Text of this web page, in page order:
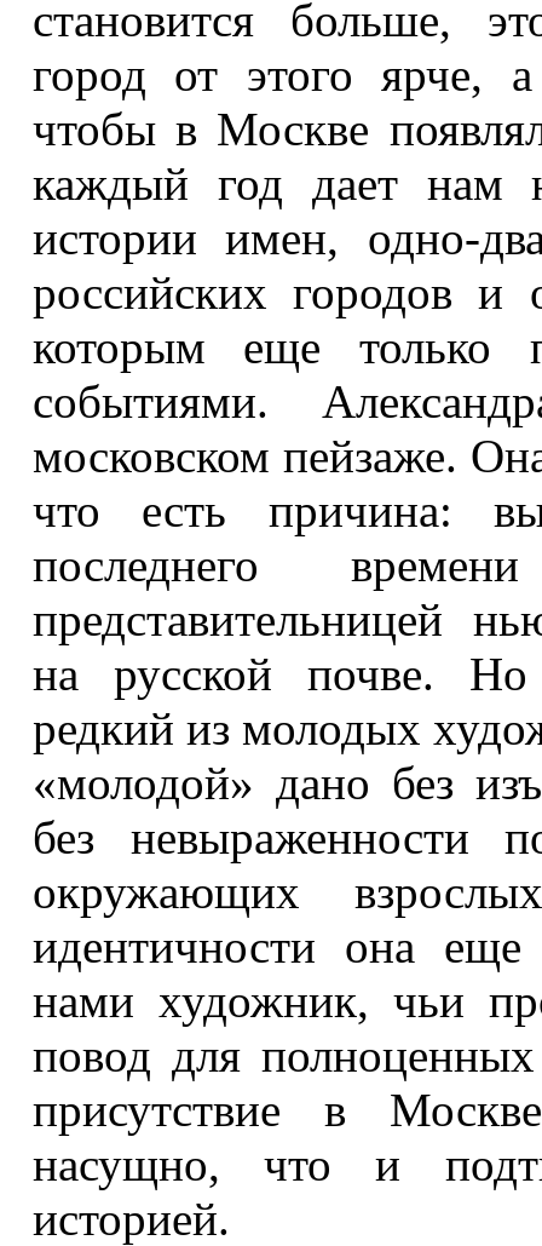
становится больше,
город от этого ярче,
чтобы в Москве
каждый год дает нам
истории имен, одно-
российских городов и
которым еще только
событиями.
московском пейзаже.
что есть причина:
последнего
представительницей
на русской почве. Но
редкий из молодых
«молодой» дано без
без невыраженности
окружающих
идентичности она
нами художник, чьи
повод для
присутствие в
насущно, что и
историей.